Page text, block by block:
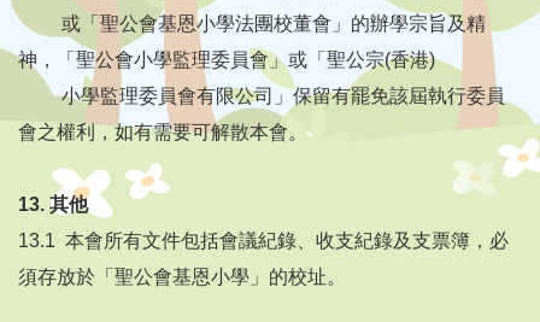
或「聖公會基恩小學法團校董會」的辦學宗旨及精
神，「聖公會小學監理委員會」或「聖公宗(香港)
小學監理委員會有限公司」保留有罷免該屆執行委員
會之權利，如有需要可解散本會。
13. 其他
13.1 本會所有文件包括會議紀錄、收支紀錄及支票簿，必
須存放於「聖公會基恩小學」的校址。